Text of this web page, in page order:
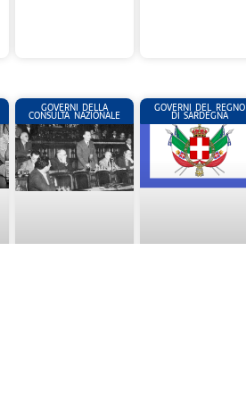
GOVERNI DELLA
CONSULTA NAZIONALE
GOVERNI DEL REGNO
DI SARDEGNA